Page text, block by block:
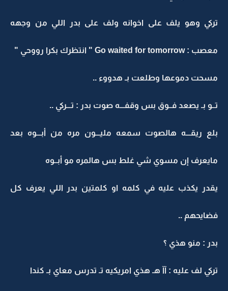
تركي وهو يلف على اخوانه ولف على بدر اللي من وجهه
معصب : Go waited for tomorrow " انتظرك بكرا رووحي "
مسحت دموعها وطلعت بـ هدووء ..
تــو بـ يصعد فــوق بس وقفـــه صوت بدر : تـــركي ..
بلع ريقـــه هالصوت سمعه مليـــون مره من أبـــوه بعد
مايعرف إن مسوي شي غلط بس هالمره مو أبــوه
يقدر يكذب عليه في كلمه او كلمتين بدر اللي يعرف كل
فضايحهم ..
بدر : منو هذي ؟
تركي لف عليه : آآ هـ هذي امريكيه تـ تدرس معاي بـ كندا